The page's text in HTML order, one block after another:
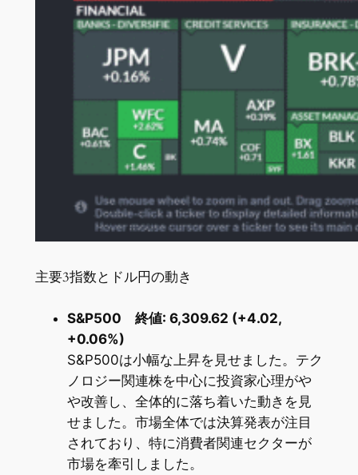
主要3指数とドル円の動き
S&P500 終値: 6,309.62 (+4.02,
+0.06%)
S&P500は小幅な上昇を見せました。テク
ノロジー関連株を中心に投資家心理がや
や改善し、全体的に落ち着いた動きを見
せました。市場全体では決算発表が注目
されており、特に消費者関連セクターが
市場を牽引しました。